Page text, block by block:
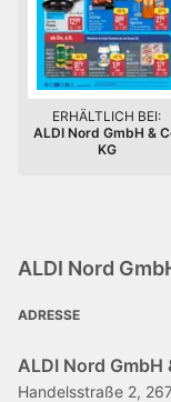
ERHÄLTLICH BEI:
ALDI Nord GmbH &
KG
ALDI Nord
ADRESSE
ALDI Nord GmbH
Handelsstraße 2,